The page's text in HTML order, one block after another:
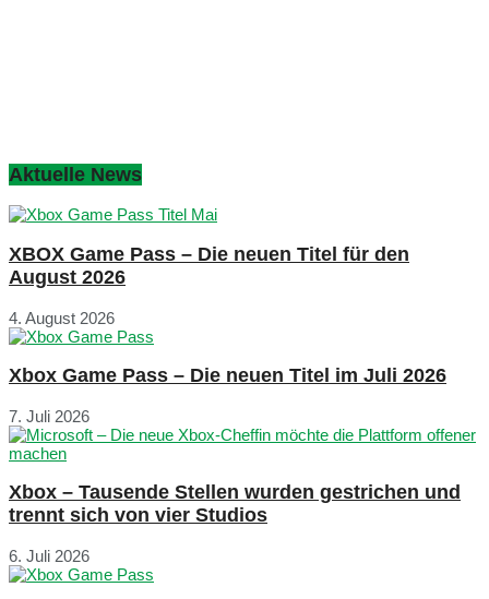
Aktuelle News
XBOX Game Pass – Die neuen Titel für den
August 2026
4. August 2026
Xbox Game Pass – Die neuen Titel im Juli 2026
7. Juli 2026
Xbox – Tausende Stellen wurden gestrichen und
trennt sich von vier Studios
6. Juli 2026